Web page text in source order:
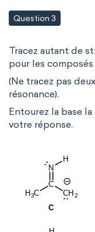
Question 3
Tracez autant de
pour les composés
(Ne tracez pas
résonance).
Entourez la base
votre réponse.